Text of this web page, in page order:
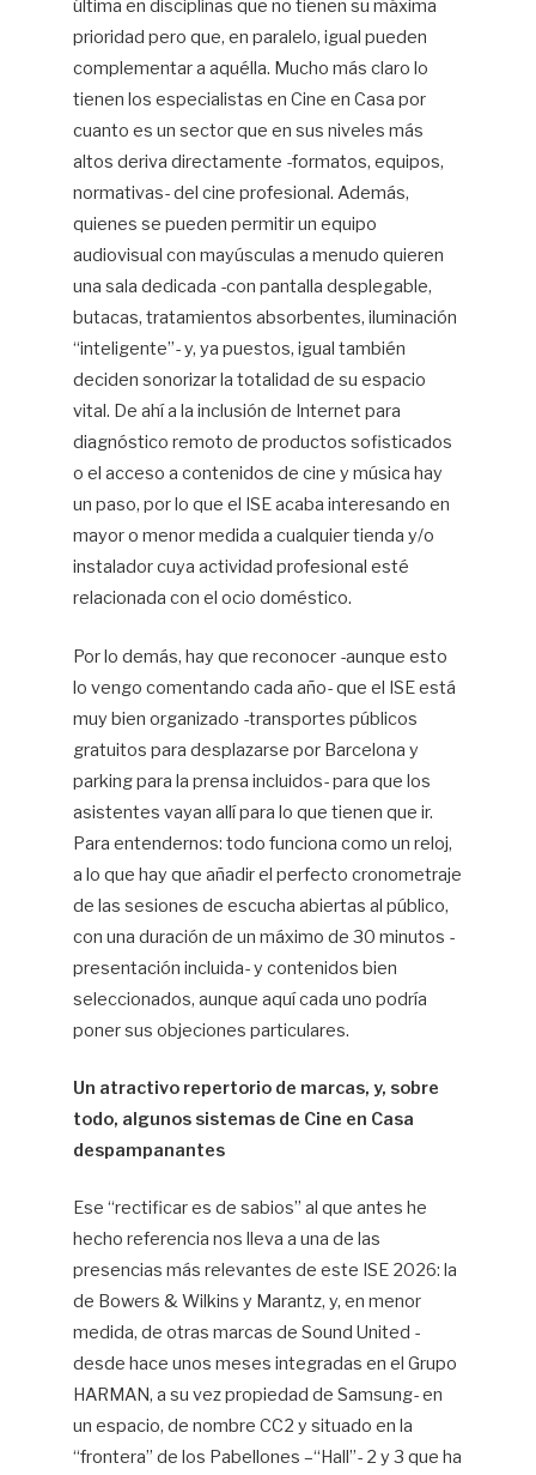
última en disciplinas que no tienen su máxima
prioridad pero que, en paralelo, igual pueden
complementar a aquélla. Mucho más claro lo
tienen los especialistas en Cine en Casa por
cuanto es un sector que en sus niveles más
altos deriva directamente -formatos, equipos,
normativas- del cine profesional. Además,
quienes se pueden permitir un equipo
audiovisual con mayúsculas a menudo quieren
una sala dedicada -con pantalla desplegable,
butacas, tratamientos absorbentes, iluminación
“inteligente”- y, ya puestos, igual también
deciden sonorizar la totalidad de su espacio
vital. De ahí a la inclusión de Internet para
diagnóstico remoto de productos sofisticados
o el acceso a contenidos de cine y música hay
un paso, por lo que el ISE acaba interesando en
mayor o menor medida a cualquier tienda y/o
instalador cuya actividad profesional esté
relacionada con el ocio doméstico.
Por lo demás, hay que reconocer -aunque esto
lo vengo comentando cada año- que el ISE está
muy bien organizado -transportes públicos
gratuitos para desplazarse por Barcelona y
parking para la prensa incluidos- para que los
asistentes vayan allí para lo que tienen que ir.
Para entendernos: todo funciona como un reloj,
a lo que hay que añadir el perfecto cronometraje
de las sesiones de escucha abiertas al público,
con una duración de un máximo de 30 minutos -
presentación incluida- y contenidos bien
seleccionados, aunque aquí cada uno podría
poner sus objeciones particulares.
Un atractivo repertorio de marcas, y, sobre
todo, algunos sistemas de Cine en Casa
despampanantes
Ese “rectificar es de sabios” al que antes he
hecho referencia nos lleva a una de las
presencias más relevantes de este ISE 2026: la
de Bowers & Wilkins y Marantz, y, en menor
medida, de otras marcas de Sound United -
desde hace unos meses integradas en el Grupo
HARMAN, a su vez propiedad de Samsung- en
un espacio, de nombre CC2 y situado en la
“frontera” de los Pabellones –“Hall”- 2 y 3 que ha